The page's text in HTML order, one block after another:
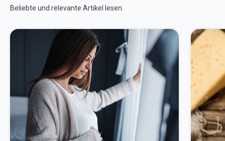
Beliebte und relevante Artikel lesen.